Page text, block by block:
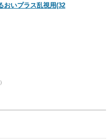
おいプラス乱視用(32